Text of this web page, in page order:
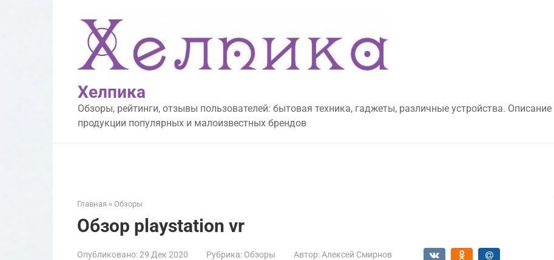
Хелпика
Обзоры, рейтинги, отзывы пользователей: бытовая техника, гаджеты, различные устройства. Описание
продукции популярных и малоизвестных брендов
Главная » Обзоры
Обзор playstation vr
Опубликовано:29 Дек 2020 Рубрика: Обзоры Автор: Алексей Смирнов